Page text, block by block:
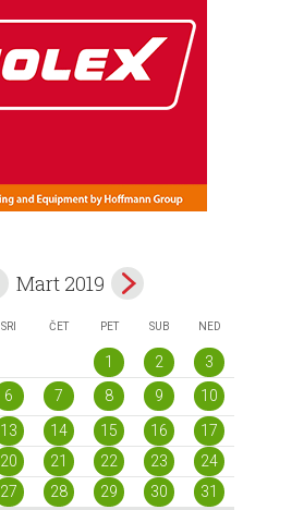
Mart 2019
SRI ČET PET SUB NED
1 2
3
6 7 8 9
10
13 14 15 16
17
20 21 22 23
24
27 28 29 30
31